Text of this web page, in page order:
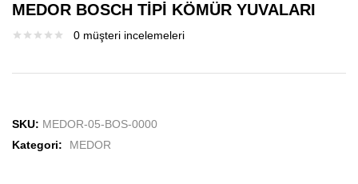
MEDOR BOSCH TİPİ KÖMÜR YUVALARI
0 müşteri incelemeleri
SKU: MEDOR-05-BOS-0000
Kategori:
MEDOR